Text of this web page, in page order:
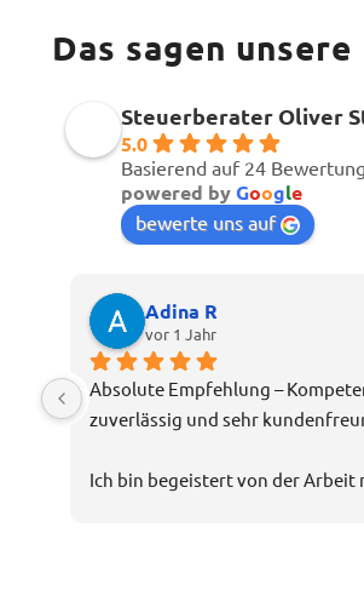
Das sagen unsere
Steuerberater Oliver
5.0
Basierend auf 24
powered byGoogle
bewerte uns auf
Adina R
vor 1 Jahr
Absolute Empfehlung –
zuverlässig und sehr
Ich bin begeistert von der Arbeit